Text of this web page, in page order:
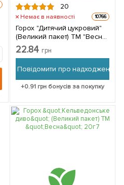
20
Немає в наявності 10766
Горох "Дитячий цукровий"
(Великий пакет) ТМ "Весна"
20г
22.84 грн
Повідомити про надходження
+0.91 грн бонусів за покупку